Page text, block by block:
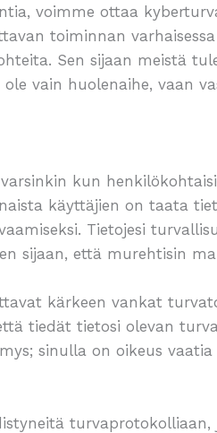
voimme ottaa
toiminnan varhaisessa
Sen sijaan meistä
vain huolenaihe, vaan
kun
käyttäjien on taata
Tietojesi
sijaan, että murehtisin
kärkeen vankat
tiedät tietosi olevan
sinulla on oikeus